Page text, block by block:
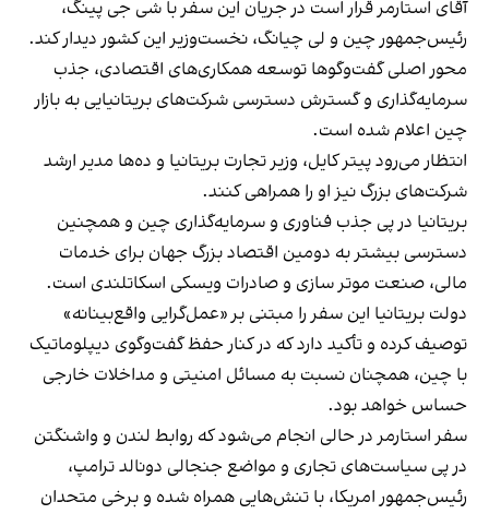
آقای استارمر قرار است در جریان این سفر با شی جی پینگ،
رئیس‌جمهور چین و لی چیانگ، نخست‌وزیر این کشور دیدار کند.
محور اصلی گفت‌وگوها توسعه همکاری‌های اقتصادی، جذب
سرمایه‌گذاری و گسترش دسترسی شرکت‌های بریتانیایی به بازار
چین اعلام شده است.
انتظار می‌رود پیتر کایل، وزیر تجارت بریتانیا و ده‌ها مدیر ارشد
شرکت‌های بزرگ نیز او را همراهی کنند.
بریتانیا در پی جذب فناوری و سرمایه‌گذاری چین و همچنین
دسترسی بیشتر به دومین اقتصاد بزرگ جهان برای خدمات
مالی، صنعت موتر سازی و صادرات ویسکی اسکاتلندی است.
دولت بریتانیا این سفر را مبتنی بر «عمل‌گرایی واقع‌بینانه»
توصیف کرده و تأکید دارد که در کنار حفظ گفت‌وگوی دیپلوماتیک
با چین، همچنان نسبت به مسائل امنیتی و مداخلات خارجی
حساس خواهد بود.
سفر استارمر در حالی انجام می‌شود که روابط لندن و واشنگتن
در پی سیاست‌های تجاری و مواضع جنجالی دونالد ترامپ،
رئیس‌جمهور امریکا، با تنش‌هایی همراه شده و برخی متحدان